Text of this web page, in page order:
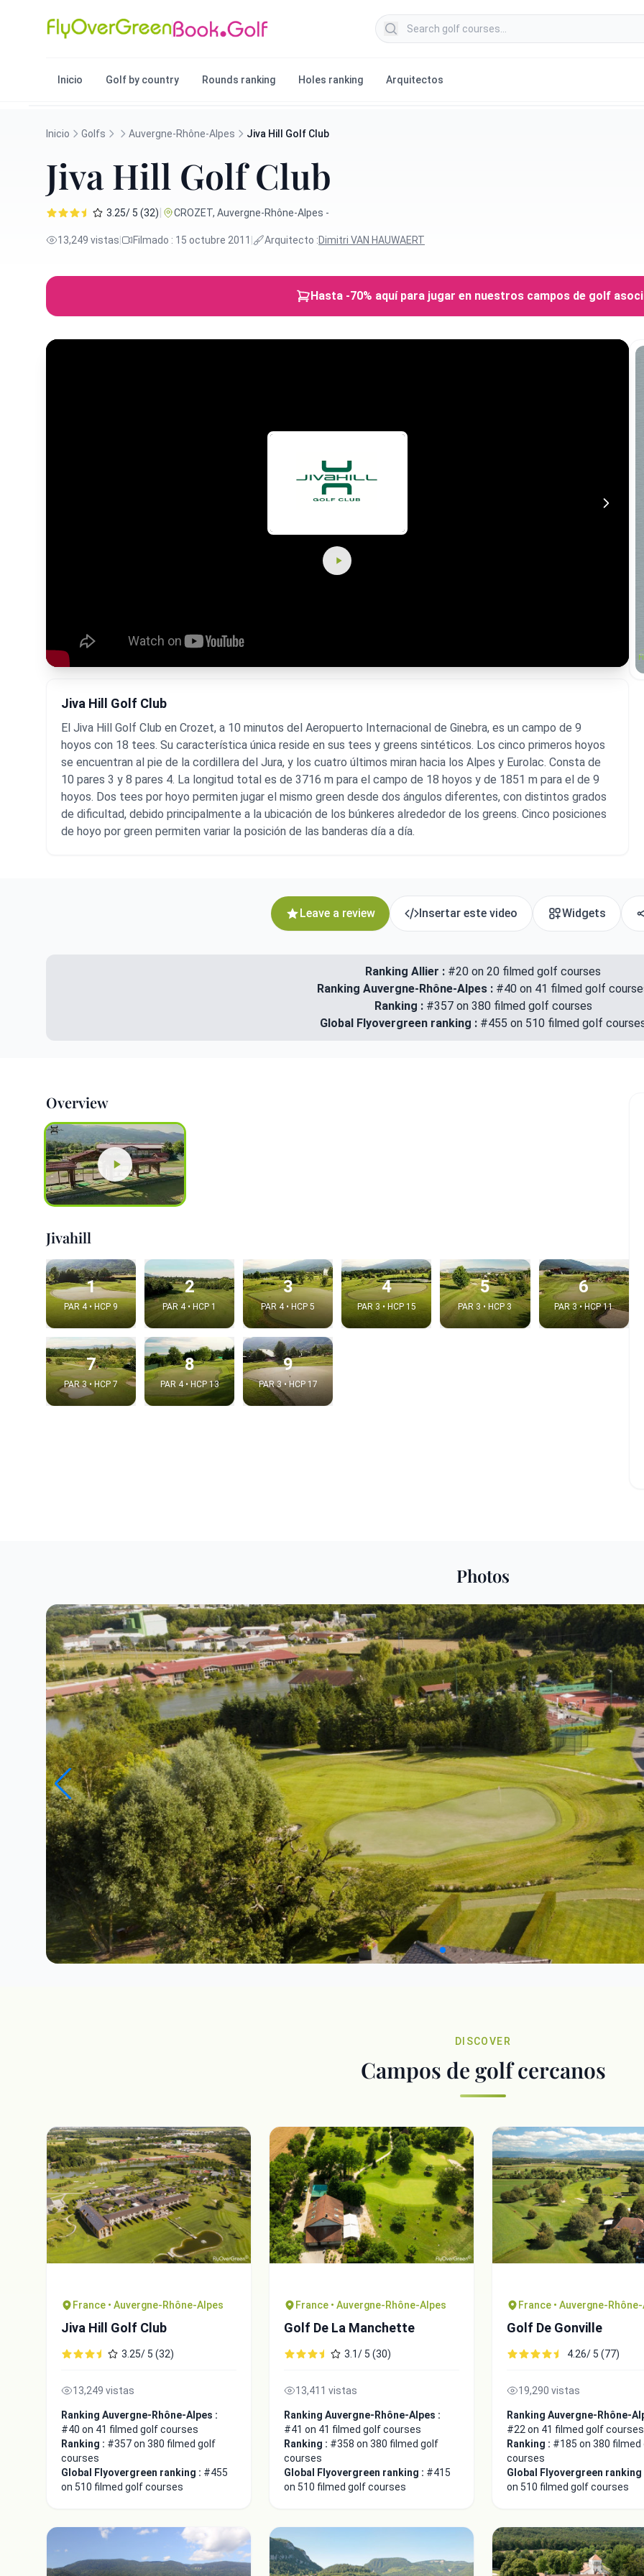
Search golf courses
Inicio Golf by country Rounds ranking Holes ranking Arquitectos
Inicio Golfs Auvergne-Rhône-Alpes Jiva Hill Golf Club
Jiva Hill Golf Club
3.25/ 5 (32)| CROZET, Auvergne-Rhône-Alpes -
13,249 vistas Filmado : 15 octubre 2011 Arquitecto :Dimitri VAN HAUWAERT
Hasta -70% aquí para jugar en nuestros campos de golf
Jiva Hill Golf Club
El Jiva Hill Golf Club en Crozet, a 10 minutos del Aeropuerto Internacional de Ginebra, es un campo de 9
hoyos con 18 tees. Su característica única reside en sus tees y greens sintéticos. Los cinco primeros hoyos
se encuentran al pie de la cordillera del Jura, y los cuatro últimos miran hacia los Alpes y Eurolac. Consta de
10 pares 3 y 8 pares 4. La longitud total es de 3716 m para el campo de 18 hoyos y de 1851 m para el de 9
hoyos. Dos tees por hoyo permiten jugar el mismo green desde dos ángulos diferentes, con distintos grados
de dificultad, debido principalmente a la ubicación de los búnkeres alrededor de los greens. Cinco posiciones
de hoyo por green permiten variar la posición de las banderas día a día.
Leave a review Insertar este video Widgets
Ranking Allier : #20 on 20 filmed golf courses
Ranking Auvergne-Rhône-Alpes : #40 on 41 filmed golf
Ranking : #357 on 380 filmed golf courses
Global Flyovergreen ranking : #455 on 510 filmed golf
Overview
Jivahill
1
PAR 4 • HCP 9
2
PAR 4 • HCP 1
3
PAR 4 • HCP 5
4
PAR 3 • HCP 15
5
PAR 3 • HCP 3
6
PAR 3 • HCP 11
7
PAR 3 • HCP 7
8
PAR 4 • HCP 13
9
PAR 3 • HCP 17
Photos
DISCOVER
Campos de golf cercanos
France • Auvergne-Rhône-Alpes
Jiva Hill Golf Club
3.25/ 5 (32)
13,249 vistas
Ranking Auvergne-Rhône-Alpes :
#40 on 41 filmed golf courses
Ranking : #357 on 380 filmed golf
courses
Global Flyovergreen ranking : #455
on 510 filmed golf courses
France • Auvergne-Rhône-Alpes
Golf De La Manchette
3.1/ 5 (30)
13,411 vistas
Ranking Auvergne-Rhône-Alpes :
#41 on 41 filmed golf courses
Ranking : #358 on 380 filmed golf
courses
Global Flyovergreen ranking : #415
on 510 filmed golf courses
France • Auvergne-
Golf De Gonville
4.26/ 5 (77)
19,290 vistas
Ranking Auvergne-Rhône-
#22 on 41 filmed golf courses
Ranking : #185 on 380 filmed
courses
Global Flyovergreen
on 510 filmed golf courses
Embed code